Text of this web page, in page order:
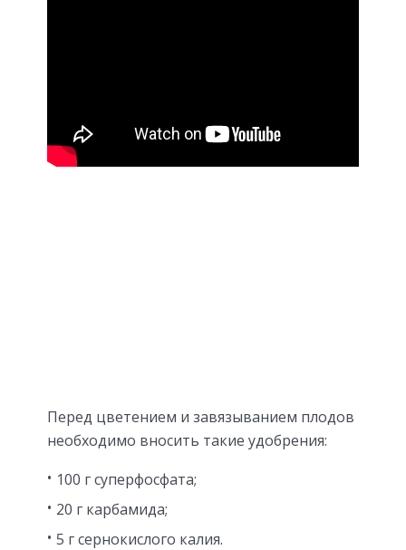
Перед цветением и завязыванием плодов
необходимо вносить такие удобрения:
100 г суперфосфата;
20 г карбамида;
5 г сернокислого калия.